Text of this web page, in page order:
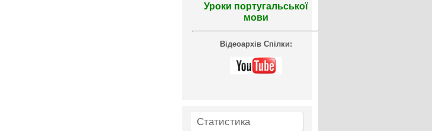
Уроки португальської
мови
Відеоархів Спілки:
Статистика